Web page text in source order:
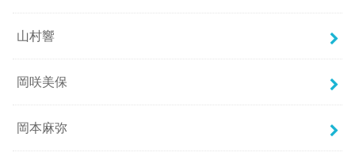
山村響
岡咲美保
岡本麻弥